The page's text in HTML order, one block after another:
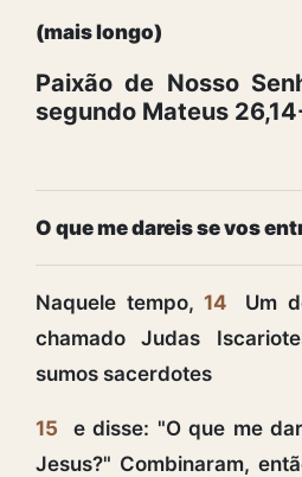
(mais longo)
Paixão de Nosso
segundo Mateus
O que me dareis se vos
Naquele tempo,14
Um
chamado Judas
sumos sacerdotes
15
e disse: "O que me
Jesus?" Combinaram,